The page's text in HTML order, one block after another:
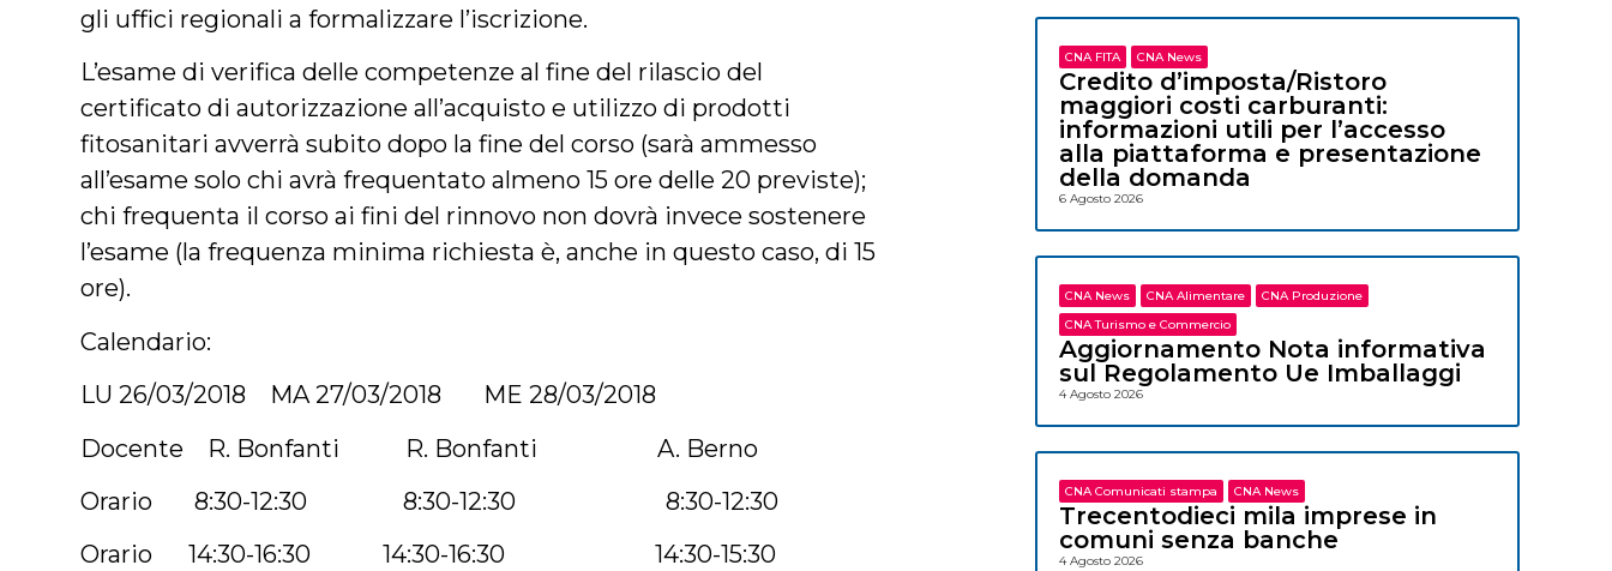
gli uffici regionali a formalizzare l’iscrizione.
L’esame di verifica delle competenze al fine del rilascio del
certificato di autorizzazione all’acquisto e utilizzo di prodotti
fitosanitari avverrà subito dopo la fine del corso (sarà ammesso
all’esame solo chi avrà frequentato almeno 15 ore delle 20 previste);
chi frequenta il corso ai fini del rinnovo non dovrà invece sostenere
l’esame (la frequenza minima richiesta è, anche in questo caso, di 15
ore).
Calendario:
LU 26/03/2018 MA 27/03/2018 ME 28/03/2018
Docente R. Bonfanti R. Bonfanti A. Berno
Orario 8:30-12:30 8:30-12:30 8:30-12:30
Orario 14:30-16:30 14:30-16:30
14:30-15:30
CNA FITA CNA News
Credito d’imposta/Ristoro
maggiori costi carburanti:
informazioni utili per l’accesso
alla piattaforma e presentazione
della domanda
6 Agosto 2026
CNA News CNA Alimentare
CNA Produzione
CNA Turismo e Commercio
Aggiornamento Nota informativa
sul Regolamento Ue Imballaggi
4 Agosto 2026
CNA Comunicati stampa CNA News
Trecentodieci mila imprese in
comuni senza banche
4 Agosto 2026